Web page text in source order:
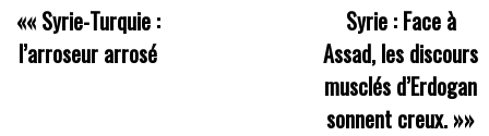
«« Syrie-Turquie :
l’arroseur arrosé
Syrie : Face à
Assad, les discours
musclés d’Erdogan
sonnent creux. »»